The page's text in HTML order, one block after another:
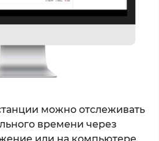
можно отслеживать
времени через